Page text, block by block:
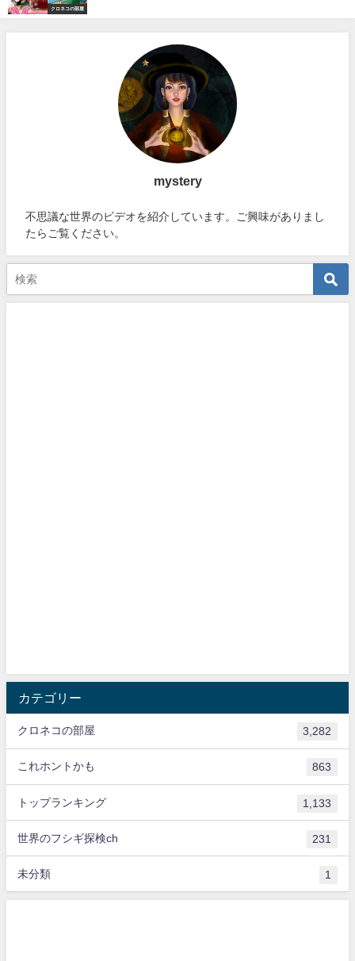
クロネコの部屋
mystery
不思議な世界のビデオを紹介しています。ご興味がありまし
たらご覧ください。
カテゴリー
クロネコの部屋 3,282
これホントかも 863
トップランキング 1,133
世界のフシギ探検ch 231
未分類 1